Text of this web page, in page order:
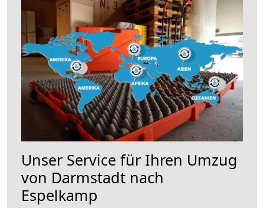
Unser Service für Ihren Umzug
von Darmstadt nach
Espelkamp